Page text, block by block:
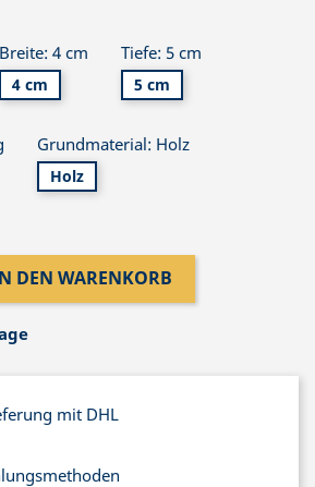
Breite: 4 cm
4 cm
Tiefe: 5 cm
5 cm
Grundmaterial: Holz
Holz
DEN WARENKORB
mit DHL